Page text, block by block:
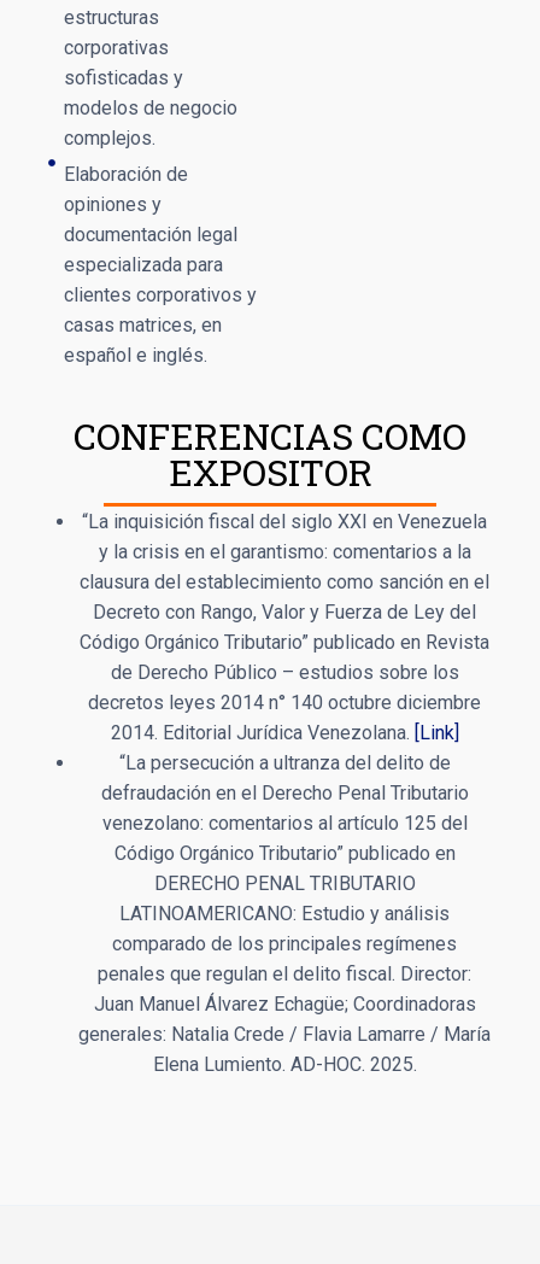
estructuras
corporativas
sofisticadas y
modelos de negocio
complejos.
Elaboración de
opiniones y
documentación legal
especializada para
clientes corporativos y
casas matrices, en
español e inglés.
CONFERENCIAS COMO
EXPOSITOR
“La inquisición fiscal del siglo XXI en Venezuela
y la crisis en el garantismo: comentarios a la
clausura del establecimiento como sanción en el
Decreto con Rango, Valor y Fuerza de Ley del
Código Orgánico Tributario” publicado en Revista
de Derecho Público – estudios sobre los
decretos leyes 2014 n° 140 octubre diciembre
2014. Editorial Jurídica Venezolana. [Link]
“La persecución a ultranza del delito de
defraudación en el Derecho Penal Tributario
venezolano: comentarios al artículo 125 del
Código Orgánico Tributario” publicado en
DERECHO PENAL TRIBUTARIO
LATINOAMERICANO: Estudio y análisis
comparado de los principales regímenes
penales que regulan el delito fiscal. Director:
Juan Manuel Álvarez Echagüe; Coordinadoras
generales: Natalia Crede / Flavia Lamarre / María
Elena Lumiento. AD-HOC. 2025.